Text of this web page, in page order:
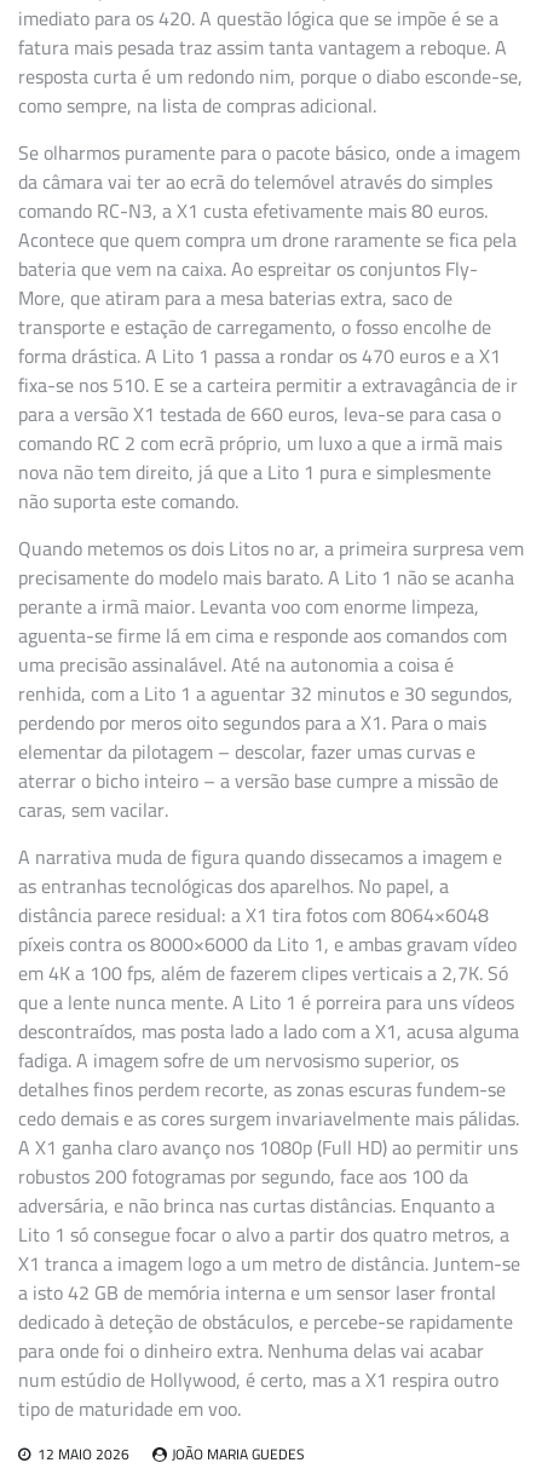
imediato para os 420. A questão lógica que se impõe é se a
fatura mais pesada traz assim tanta vantagem a reboque. A
resposta curta é um redondo nim, porque o diabo esconde-se,
como sempre, na lista de compras adicional.
Se olharmos puramente para o pacote básico, onde a imagem
da câmara vai ter ao ecrã do telemóvel através do simples
comando RC-N3, a X1 custa efetivamente mais 80 euros.
Acontece que quem compra um drone raramente se fica pela
bateria que vem na caixa. Ao espreitar os conjuntos Fly-
More, que atiram para a mesa baterias extra, saco de
transporte e estação de carregamento, o fosso encolhe de
forma drástica. A Lito 1 passa a rondar os 470 euros e a X1
fixa-se nos 510. E se a carteira permitir a extravagância de ir
para a versão X1 testada de 660 euros, leva-se para casa o
comando RC 2 com ecrã próprio, um luxo a que a irmã mais
nova não tem direito, já que a Lito 1 pura e simplesmente
não suporta este comando.
Quando metemos os dois Litos no ar, a primeira surpresa vem
precisamente do modelo mais barato. A Lito 1 não se acanha
perante a irmã maior. Levanta voo com enorme limpeza,
aguenta-se firme lá em cima e responde aos comandos com
uma precisão assinalável. Até na autonomia a coisa é
renhida, com a Lito 1 a aguentar 32 minutos e 30 segundos,
perdendo por meros oito segundos para a X1. Para o mais
elementar da pilotagem – descolar, fazer umas curvas e
aterrar o bicho inteiro – a versão base cumpre a missão de
caras, sem vacilar.
A narrativa muda de figura quando dissecamos a imagem e
as entranhas tecnológicas dos aparelhos. No papel, a
distância parece residual: a X1 tira fotos com 8064×6048
píxeis contra os 8000×6000 da Lito 1, e ambas gravam vídeo
em 4K a 100 fps, além de fazerem clipes verticais a 2,7K. Só
que a lente nunca mente. A Lito 1 é porreira para uns vídeos
descontraídos, mas posta lado a lado com a X1, acusa alguma
fadiga. A imagem sofre de um nervosismo superior, os
detalhes finos perdem recorte, as zonas escuras fundem-se
cedo demais e as cores surgem invariavelmente mais pálidas.
A X1 ganha claro avanço nos 1080p (Full HD) ao permitir uns
robustos 200 fotogramas por segundo, face aos 100 da
adversária, e não brinca nas curtas distâncias. Enquanto a
Lito 1 só consegue focar o alvo a partir dos quatro metros, a
X1 tranca a imagem logo a um metro de distância. Juntem-se
a isto 42 GB de memória interna e um sensor laser frontal
dedicado à deteção de obstáculos, e percebe-se rapidamente
para onde foi o dinheiro extra. Nenhuma delas vai acabar
num estúdio de Hollywood, é certo, mas a X1 respira outro
tipo de maturidade em voo.
12 MAIO 2026 JOÃO MARIA GUEDES